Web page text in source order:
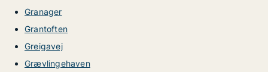
Granager
Grantoften
Greigavej
Grævlingehaven